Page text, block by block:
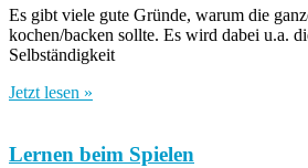
Es gibt viele gute Gründe, warum die
kochen/backen sollte. Es wird dabei u.a.
Selbständigkeit
Jetzt lesen »
Lernen beim Spielen